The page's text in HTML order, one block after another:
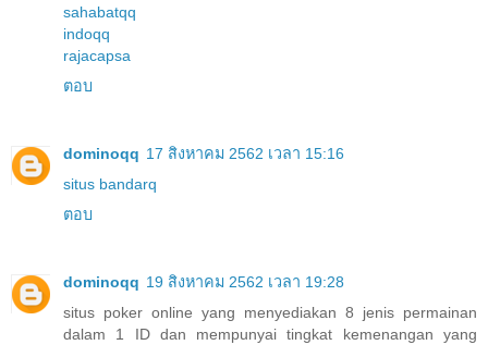
sahabatqq
indoqq
rajacapsa
ตอบ
dominoqq 17 สิงหาคม 2562 เวลา 15:16
situs bandarq
ตอบ
dominoqq 19 สิงหาคม 2562 เวลา 19:28
situs poker online yang menyediakan 8 jenis permainan
dalam 1 ID dan mempunyai tingkat kemenangan yang